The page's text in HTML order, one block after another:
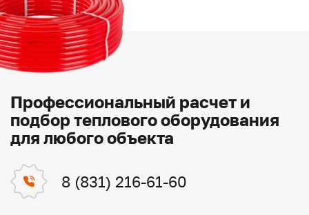
Профессиональный расчет и
подбор теплового оборудования
для любого объекта
8 (831) 216-61-60